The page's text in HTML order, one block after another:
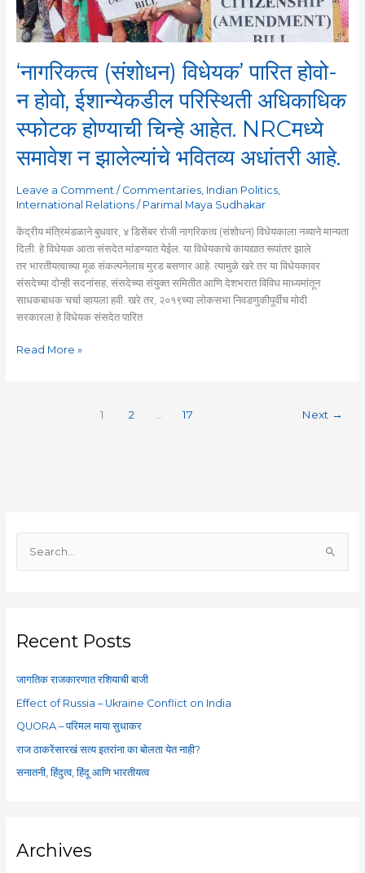
‘नागरिकत्व (संशोधन) विधेयक’ पारित होवो-
न होवो, ईशान्येकडील परिस्थिती अधिकाधिक
स्फोटक होण्याची चिन्हे आहेत. NRCमध्ये
समावेश न झालेल्यांचे भवितव्य अधांतरी आहे.
Leave a Comment / Commentaries, Indian Politics,
International Relations/ Parimal Maya Sudhakar
केंद्रीय मंत्रिमंडळाने बुधवार, ४ डिसेंबर रोजी नागरिकत्व (संशोधन) विधेयकाला नव्याने मान्यता
दिली. हे विधेयक आता संसदेत मांडण्यात येईल. या विधेयकाचे कायद्यात रूपांतर झाले
तर भारतीयत्वाच्या मूळ संकल्पनेलाच मुरड बसणार आहे. त्यामुळे खरे तर या विधेयकावर
संसदेच्या दोन्ही सदनांसह, संसदेच्या संयुक्त समितीत आणि देशभरात विविध माध्यमांतून
साधकबाधक चर्चा व्हायला हवी. खरे तर, २०१९च्या लोकसभा निवडणुकीपूर्वीच मोदी
सरकारला हे विधेयक संसदेत पारित
ईशान्येकडील
परिस्थिती
अधिकाधिक
होण्याची
चिन्हे
आहेत.
NRCमध्ये
न
भवितव्य
आहे.
Read More »
1 2 17 Next →
c
f
o
Recent Posts
जागतिक राजकारणात रशियाची बाजी
Effect of Russia – Ukraine Conflict on India
QUORA – परिमल माया सुधाकर
राज ठाकरेंसारखं सत्य इतरांना का बोलता येत नाही?
सनातनी, हिंदुत्व, हिंदू आणि भारतीयत्व
Archives